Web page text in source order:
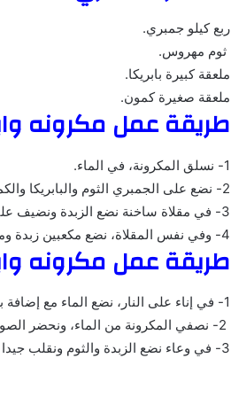
ربع كيلو جمبري.
ثوم مهروس.
ملعقة كبيرة بابريكا.
ملعقة صغيرة كمون.
طريقة عمل مكرونه
1- نسلق المكرونة، في الماء.
2- نضع على الجمبري الثوم والبابريكا والكمون.
3- في مقلاة ساخنة نضع الزبدة ونضيف عليها الجمبري المتبل، ثم نتركه على النار لمدة 3 دقائق قبل أن نرفعه.
4- وفي نفس المقلاة، نضع مكعبين زبدة ومعلقة دقيق ونقلبهم جيدا، ثم نضيف اللبن والكريمة ونقلب مرة أخرى، وعليهم الجبن الشيدر والكزبرة الخضراء.
طريقة عمل مكرونه
1- في إناء على النار، نضع الماء مع إضافة بعض الزيت والملح؛ وننتظر حتى تغلي جيدا، ثم نضيف المكرونة ونتركها لمدة 10 دقائق حتى تنضج.
3- في وعاء نضع الزبدة والثوم ونقلب جيدا لمدة أقل من دقيقة، ثم نضيف الفلفل والمشروم والجزر؛ ونقلب جيدا لمدة خمس دقائق.